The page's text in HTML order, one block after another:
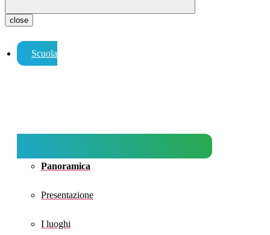
close
Scuola
Panoramica
Presentazione
I luoghi